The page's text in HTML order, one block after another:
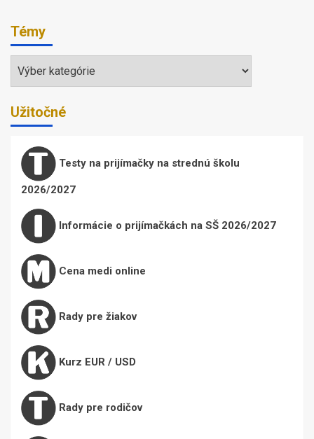
Témy
Témy
Užitočné
Testy na prijímačky na strednú školu
2026/2027
Informácie o prijímačkách na SŠ 2026/2027
Cena medi online
Rady pre žiakov
Kurz EUR / USD
Rady pre rodičov